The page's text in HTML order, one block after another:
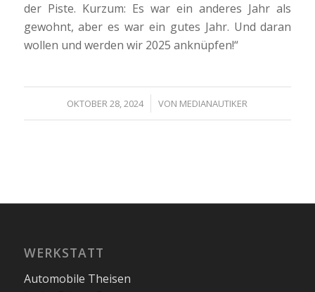
der Piste. Kurzum: Es war ein anderes Jahr als
gewohnt, aber es war ein gutes Jahr. Und daran
wollen und werden wir 2025 anknüpfen!“
OKTOBER 28, 2024
/ VON MEDIANAUTIKER
WERKSTATT
Automobile Theisen